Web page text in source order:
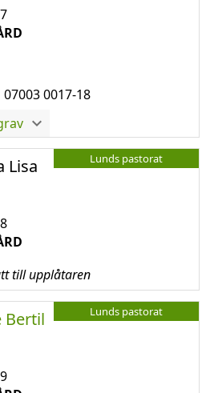
07003 0017-18
Lunds pastorat
Lisa
till upplåtaren
Lunds pastorat
Bertil